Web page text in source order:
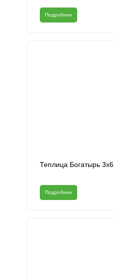
Подробнее
Теплица Богатырь 3х6
Подробнее